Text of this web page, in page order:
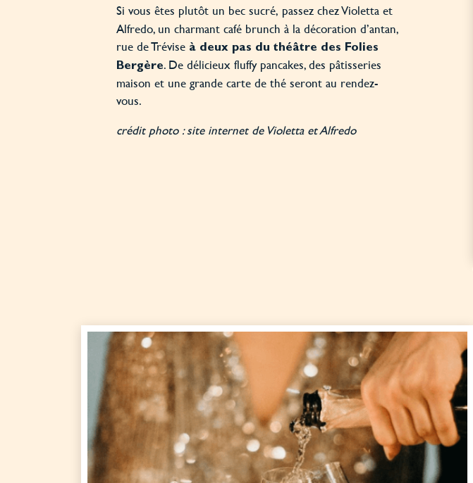
Si vous êtes plutôt un bec sucré, passez chez Violetta et
Alfredo, un charmant café brunch à la décoration d’antan,
rue de Trévise à deux pas du théâtre des Folies
Bergère. De délicieux fluffy pancakes, des pâtisseries
maison et une grande carte de thé seront au rendez-
vous.
crédit photo : site internet de Violetta et Alfredo